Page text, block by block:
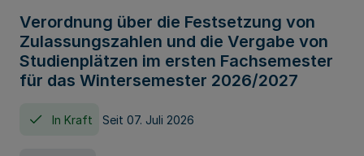
Verordnung über die Festsetzung von
Zulassungszahlen und die Vergabe von
Studienplätzen im ersten Fachsemester
für das Wintersemester 2026/2027
In Kraft Seit 07. Juli 2026